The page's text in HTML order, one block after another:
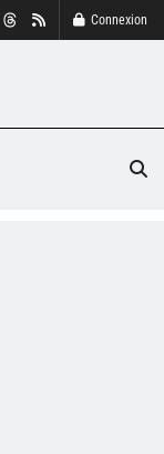
Connexion